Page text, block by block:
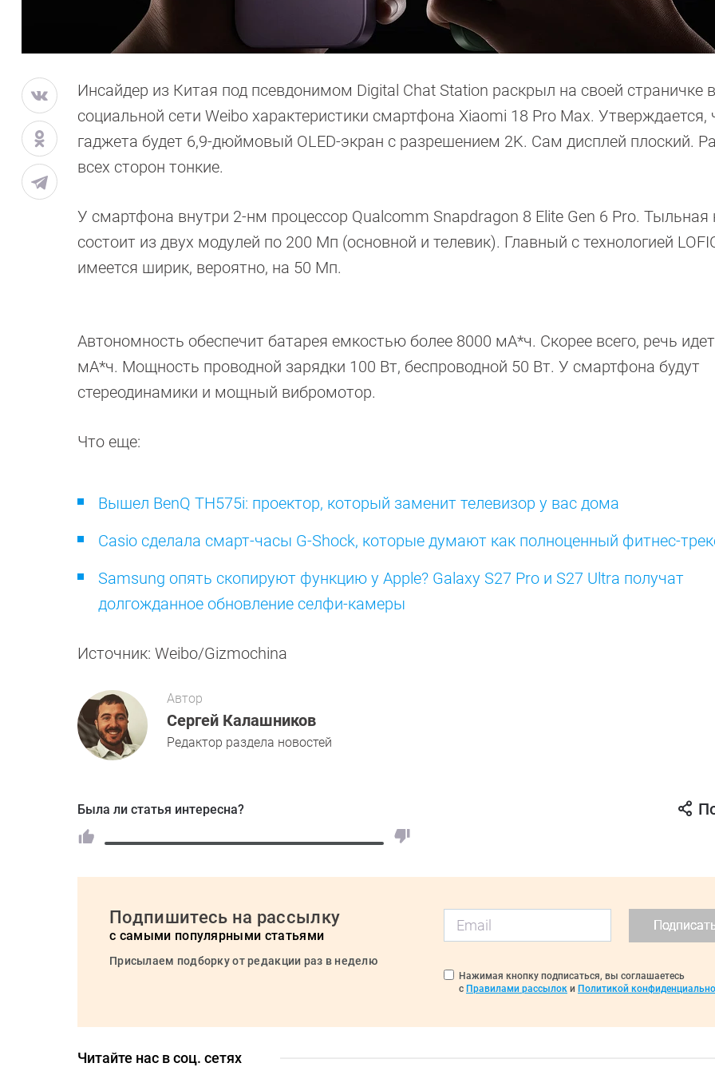
Инсайдер из Китая под псевдонимом Digital Chat Station раскрыл на своей страничке в
социальной сети Weibo характеристики смартфона Xiaomi 18 Pro Max. Утверждается,
гаджета будет 6,9-дюймовый OLED-экран с разрешением 2K. Сам дисплей плоский.
всех сторон тонкие.
У смартфона внутри 2-нм процессор Qualcomm Snapdragon 8 Elite Gen 6 Pro. Тыльная
состоит из двух модулей по 200 Мп (основной и телевик). Главный с технологией
имеется ширик, вероятно, на 50 Мп.
Автономность обеспечит батарея емкостью более 8000 мА*ч. Скорее всего, речь
мА*ч. Мощность проводной зарядки 100 Вт, беспроводной 50 Вт. У смартфона будут
стереодинамики и мощный вибромотор.
Что еще:
Вышел BenQ TH575i: проектор, который заменит телевизор у вас дома
Casio сделала смарт-часы G-Shock, которые думают как полноценный фитнес-
Samsung опять скопируют функцию у Apple? Galaxy S27 Pro и S27 Ultra получат
долгожданное обновление селфи-камеры
Источник: Weibo/Gizmochina
Автор
Сергей Калашников
Редактор раздела новостей
Была ли статья интересна?
Подпишитесь на рассылку
с самыми популярными статьями
Присылаем подборку от редакции раз в неделю
Нажимая кнопку подписаться, вы соглашаетесь
с Правилами рассылок и Политикой
Читайте нас в соц. сетях